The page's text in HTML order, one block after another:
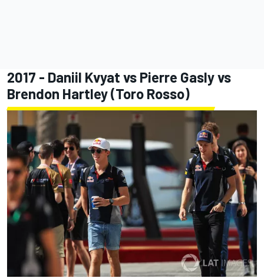
2017 - Daniil Kvyat vs Pierre Gaslyvs
Brendon Hartley(Toro Rosso)